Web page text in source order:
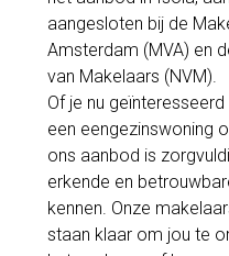
aangesloten bij de
Amsterdam (MVA) en
van Makelaars (NVM).
Of je nu
een eengezinswoning
ons aanbod is
erkende en
kennen. Onze
staan klaar om jou te